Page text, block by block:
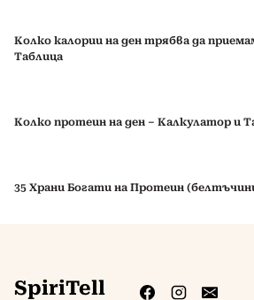
Колко калории на ден трябва да
Таблица
Колко протеин на ден – Калкулатор и
35 Храни Богати на Протеин
SpiriTell